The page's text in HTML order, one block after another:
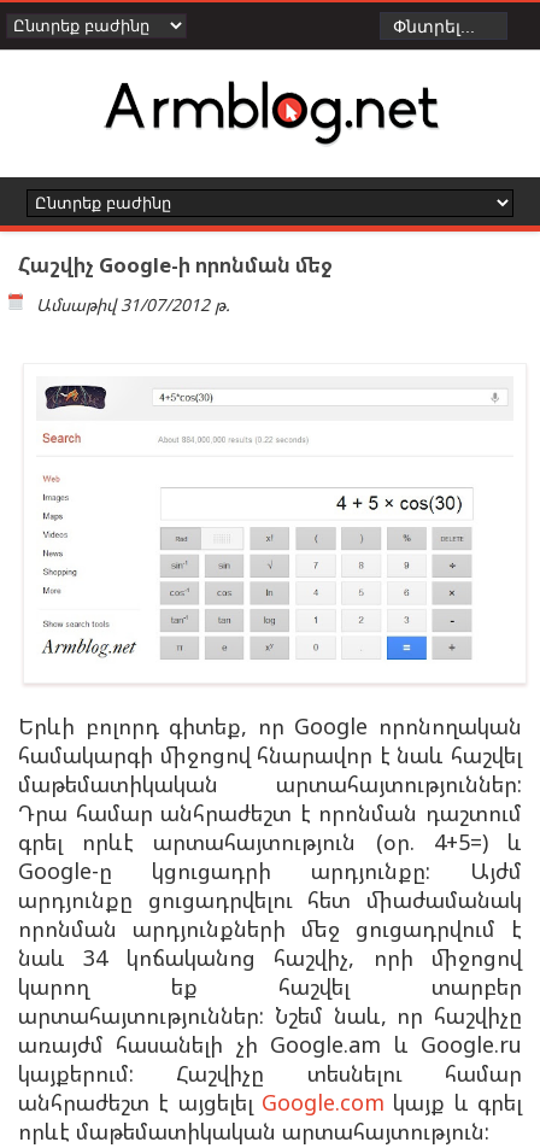
Հաշվիչ Google-ի որոնման մեջ
Ամսաթիվ 31/07/2012 թ.
Երևի բոլորդ գիտեք, որ Google որոնողական
համակարգի միջոցով հնարավոր է նաև հաշվել
մաթեմատիկական արտահայտություններ:
Դրա համար անհրաժեշտ է որոնման դաշտում
գրել որևէ արտահայտություն (օր. 4+5=) և
Google-ը կցուցադրի արդյունքը: Այժմ
արդյունքը ցուցադրվելու հետ միաժամանակ
որոնման արդյունքների մեջ ցուցադրվում է
նաև 34 կոճականոց հաշվիչ, որի միջոցով
կարող եք հաշվել տարբեր
արտահայտություններ: Նշեմ նաև, որ հաշվիչը
առայժմ հասանելի չի Google.am և Google.ru
կայքերում: Հաշվիչը տեսնելու համար
անհրաժեշտ է այցելել Google.com կայք և գրել
որևէ մաթեմատիկական արտահայտություն: